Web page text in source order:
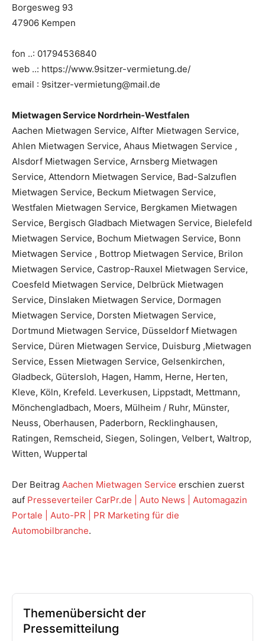
Borgesweg 93
47906 Kempen
fon ..: 01794536840
web ..: https://www.9sitzer-vermietung.de/
email : 9sitzer-vermietung@mail.de
Mietwagen Service Nordrhein-Westfalen
Aachen Mietwagen Service, Alfter Mietwagen Service,
Ahlen Mietwagen Service, Ahaus Mietwagen Service ,
Alsdorf Mietwagen Service, Arnsberg Mietwagen
Service, Attendorn Mietwagen Service, Bad-Salzuflen
Mietwagen Service, Beckum Mietwagen Service,
Westfalen Mietwagen Service, Bergkamen Mietwagen
Service, Bergisch Gladbach Mietwagen Service, Bielefeld
Mietwagen Service, Bochum Mietwagen Service, Bonn
Mietwagen Service , Bottrop Mietwagen Service, Brilon
Mietwagen Service, Castrop-Rauxel Mietwagen Service,
Coesfeld Mietwagen Service, Delbrück Mietwagen
Service, Dinslaken Mietwagen Service, Dormagen
Mietwagen Service, Dorsten Mietwagen Service,
Dortmund Mietwagen Service, Düsseldorf Mietwagen
Service, Düren Mietwagen Service, Duisburg ,Mietwagen
Service, Essen Mietwagen Service, Gelsenkirchen,
Gladbeck, Gütersloh, Hagen, Hamm, Herne, Herten,
Kleve, Köln, Krefeld. Leverkusen, Lippstadt, Mettmann,
Mönchengladbach, Moers, Mülheim / Ruhr, Münster,
Neuss, Oberhausen, Paderborn, Recklinghausen,
Ratingen, Remscheid, Siegen, Solingen, Velbert, Waltrop,
Witten, Wuppertal
Der Beitrag Aachen Mietwagen Service erschien zuerst
auf Presseverteiler CarPr.de | Auto News | Automagazin
Portale | Auto-PR | PR Marketing für die
Automobilbranche.
Themenübersicht der
Pressemitteilung